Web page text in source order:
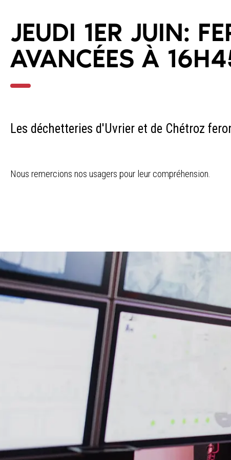
JEUDI 1ER JUIN:
AVANCÉES À
Les déchetteries d'Uvrier et de Chétroz
Nous remercions nos usagers pour leur compréhension.